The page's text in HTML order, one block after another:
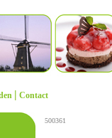
| Contact
500361